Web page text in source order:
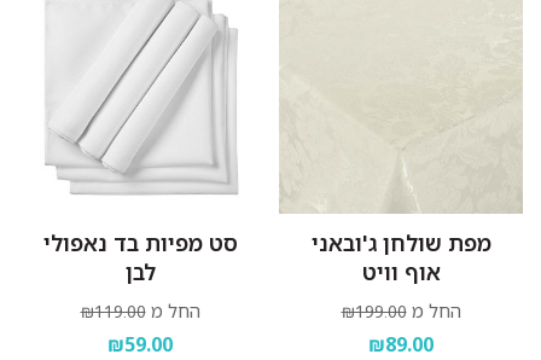
מפת שולחן ג'ובאני
אוף וויט
החל מ ₪199.00
₪89.00
סט מפיות בד נאפולי
לבן
החל מ ₪119.00
₪59.00